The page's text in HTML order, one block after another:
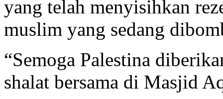
yang telah menyisihkan
muslim yang sedang
“Semoga Palestina
shalat bersama di Masjid